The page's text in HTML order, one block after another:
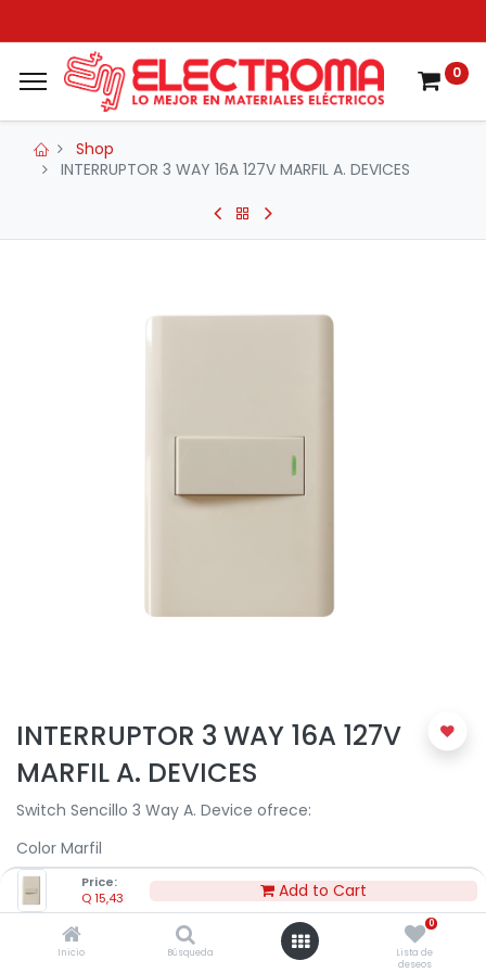
Price:
Q15,43 Add to Cart
Inicio Búsqueda
0
Lista de
deseos
0
Shop
INTERRUPTOR 3 WAY 16A 127V MARFIL A. DEVICES
INTERRUPTOR 3 WAY 16A 127V
MARFIL A. DEVICES
Switch Sencillo 3 Way A. Device ofrece:
Color Marfil
16A 127V
Armado, rápida y fácil instalación